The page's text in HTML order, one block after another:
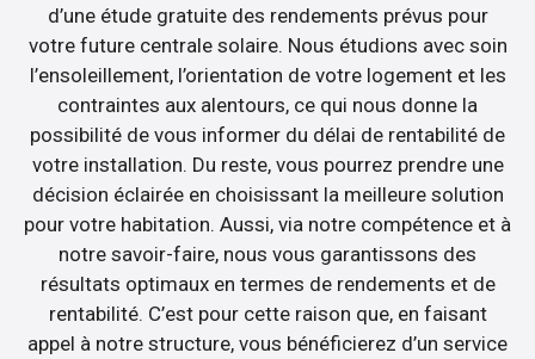
d’une étude gratuite des rendements prévus pour
votre future centrale solaire. Nous étudions avec soin
l’ensoleillement, l’orientation de votre logement et les
contraintes aux alentours, ce qui nous donne la
possibilité de vous informer du délai de rentabilité de
votre installation. Du reste, vous pourrez prendre une
décision éclairée en choisissant la meilleure solution
pour votre habitation. Aussi, via notre compétence et à
notre savoir-faire, nous vous garantissons des
résultats optimaux en termes de rendements et de
rentabilité. C’est pour cette raison que, en faisant
appel à notre structure, vous bénéficierez d’un service